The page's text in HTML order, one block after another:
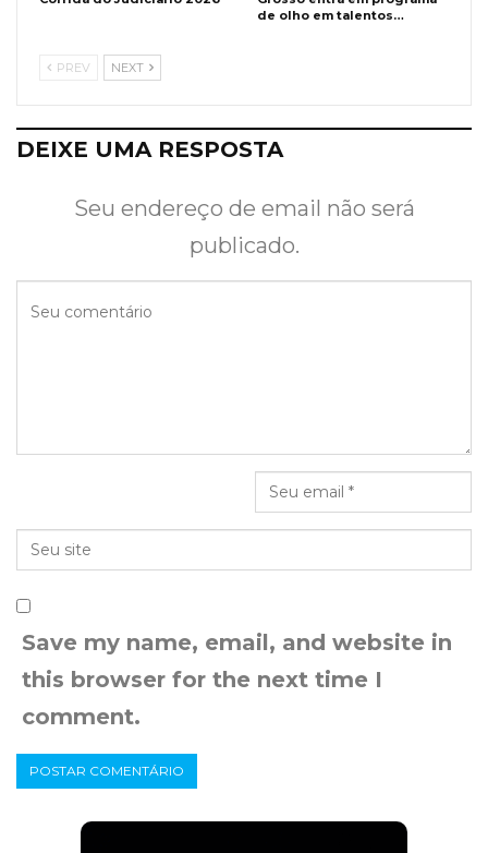
de olho em talentos…
PREV NEXT
DEIXE UMA RESPOSTA
Seu endereço de email não será
publicado.
Save my name, email, and website in
this browser for the next time I
comment.